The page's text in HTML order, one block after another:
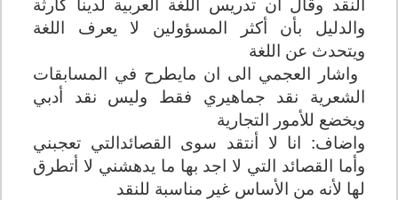
والدليل بأن أكثر المسؤولين لا يعرف اللغة
ويتحدث عن اللغة
واشار العجمي الى ان مايطرح في المسابقات
الشعرية نقد جماهيري فقط وليس نقد أدبي
ويخضع للأمور التجارية
واضاف: انا لا أنتقد سوى القصائدالتي تعجبني
وأما القصائد التي لا اجد بها ما يدهشني لا أتطرق
لها لأنه من الأساس غير مناسبة للنقد